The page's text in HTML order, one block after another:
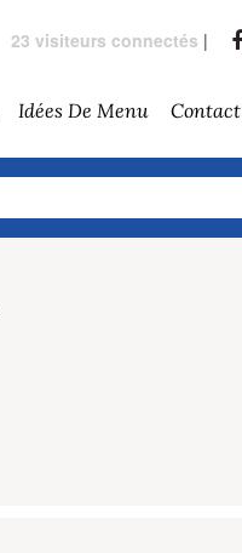
23 visiteurs connectés |
Idées De Menu Contact